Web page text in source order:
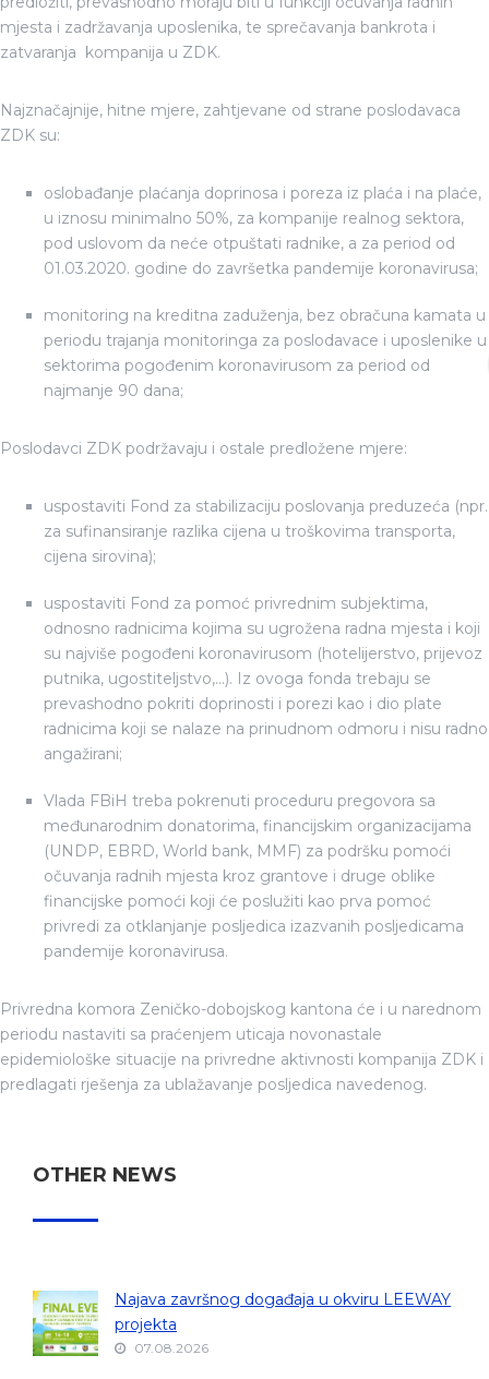
mjesta i zadržavanja uposlenika, te sprečavanja bankrota i
zatvaranja kompanija u ZDK.
Najznačajnije, hitne mjere, zahtjevane od strane poslodavaca
ZDK su:
oslobađanje plaćanja doprinosa i poreza iz plaća i na plaće,
u iznosu minimalno 50%, za kompanije realnog sektora,
pod uslovom da neće otpuštati radnike, a za period od
01.03.2020. godine do završetka pandemije koronavirusa;
monitoring na kreditna zaduženja, bez obračuna kamata u
periodu trajanja monitoringa za poslodavace i uposlenike u
sektorima pogođenim koronavirusom za period od
najmanje 90 dana;
Poslodavci ZDK podržavaju i ostale predložene mjere:
uspostaviti Fond za stabilizaciju poslovanja preduzeća (npr.
za sufinansiranje razlika cijena u troškovima transporta,
cijena sirovina);
uspostaviti Fond za pomoć privrednim subjektima,
odnosno radnicima kojima su ugrožena radna mjesta i koji
su najviše pogođeni koronavirusom (hotelijerstvo, prijevoz
putnika, ugostiteljstvo,...). Iz ovoga fonda trebaju se
prevashodno pokriti doprinosti i porezi kao i dio plate
radnicima koji se nalaze na prinudnom odmoru i nisu radno
angažirani;
Vlada FBiH treba pokrenuti proceduru pregovora sa
međunarodnim donatorima, financijskim organizacijama
(UNDP, EBRD, World bank, MMF) za podršku pomoći
očuvanja radnih mjesta kroz grantove i druge oblike
financijske pomoći koji će poslužiti kao prva pomoć
privredi za otklanjanje posljedica izazvanih posljedicama
pandemije koronavirusa.
Privredna komora Zeničko-dobojskog kantona će i u narednom
periodu nastaviti sa praćenjem uticaja novonastale
epidemiološke situacije na privredne aktivnosti kompanija ZDK i
predlagati rješenja za ublažavanje posljedica navedenog.
OTHER NEWS
Najava završnog događaja u okviru LEEWAY
projekta
07.08.2026